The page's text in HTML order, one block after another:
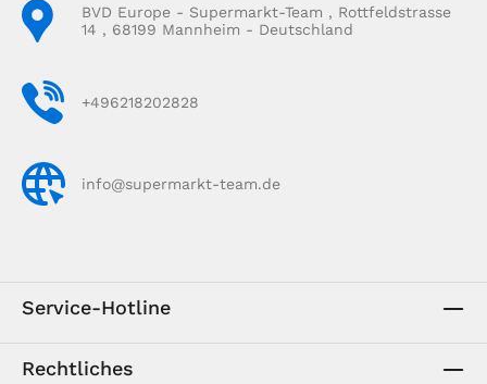
BVD Europe - Supermarkt-Team , Rottfeldstrasse
14 , 68199 Mannheim - Deutschland
+496218202828
info@supermarkt-team.de
Service-Hotline
Rechtliches